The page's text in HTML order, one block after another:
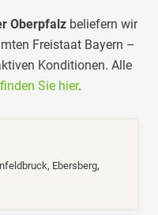
Oberpfalz beliefern wir
Freistaat Bayern –
Konditionen. Alle
Sie hier.
Ebersberg,